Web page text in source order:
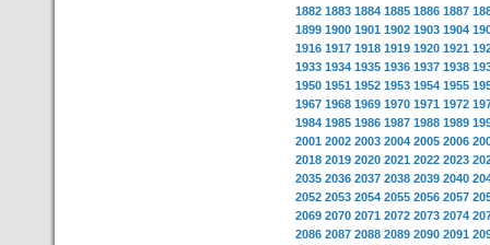
1882 1883 1884 1885 1886 1887
1899 1900 1901 1902 1903 1904
1916 1917 1918 1919 1920 1921
1933 1934 1935 1936 1937 1938
1950 1951 1952 1953 1954 1955
1967 1968 1969 1970 1971 1972
1984 1985 1986 1987 1988 1989
2001 2002 2003 2004 2005 2006
2018 2019 2020 2021 2022 2023
2035 2036 2037 2038 2039 2040
2052 2053 2054 2055 2056 2057
2069 2070 2071 2072 2073 2074
2086 2087 2088 2089 2090 2091